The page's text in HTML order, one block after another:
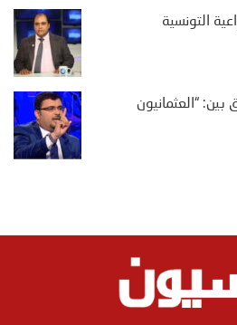
التونسية
“العثمانيون